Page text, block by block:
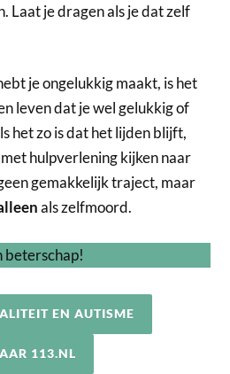
Laat je dragen als je dat zelf
je ongelukkig maakt, is het
leven dat je wel gelukkig of
het zo is dat het lijden blijft,
hulpverlening kijken naar
gemakkelijk traject, maar
als zelfmoord.
beterschap!
EN AUTISME
113.NL